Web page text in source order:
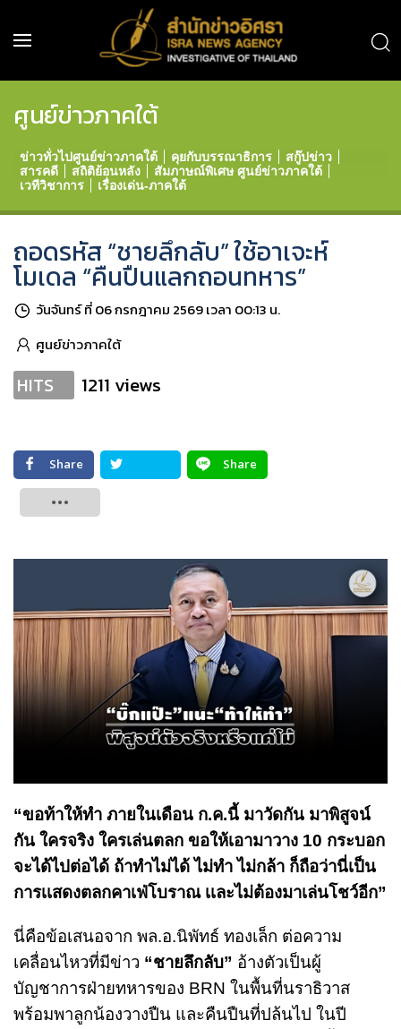
ศูนย์ข่าวภาคใต้
ข่าวทั่วไปศูนย์ข่าวภาคใต้ คุยกับบรรณาธิการ
สกู๊ปข่าว
สารคดี
สถิติย้อนหลัง
สัมภาษณ์พิเศษ ศูนย์ข่าวภาคใต้
เวทีวิชาการ
เรื่องเด่น-ภาคใต้
ถอดรหัส “ชายลึกลับ” ใช้อาเจะห์
โมเดล “คืนปืนแลกถอนทหาร”
วันจันทร์ ที่ 06 กรกฎาคม 2569 เวลา 00:13 น.
ศูนย์ข่าวภาคใต้
HITS 1211 views
Share
Share
“ขอท้าให้ทำ ภายในเดือน ก.ค.นี้ มาวัดกัน มาพิสูจน์
กัน ใครจริง ใครเล่นตลก ขอให้เอามาวาง 10 กระบอก
จะได้ไปต่อได้ ถ้าทำไม่ได้ ไม่ทำ ไม่กล้า ก็ถือว่านี่เป็น
การเเสดงตลกคาเฟ่โบราณ เเละไม่ต้องมาเล่นโชว์อีก”
นี่คือข้อเสนอจาก พล.อ.นิพัทธ์ ทองเล็ก ต่อความ
เคลื่อนไหวที่มีข่าว “ชายลึกลับ” อ้างตัวเป็นผู้
บัญชาการฝ่ายทหารของ BRN ในพื้นที่นราธิวาส
พร้อมพาลูกน้องวางปืน และคืนปืนที่ปล้นไป ในปี